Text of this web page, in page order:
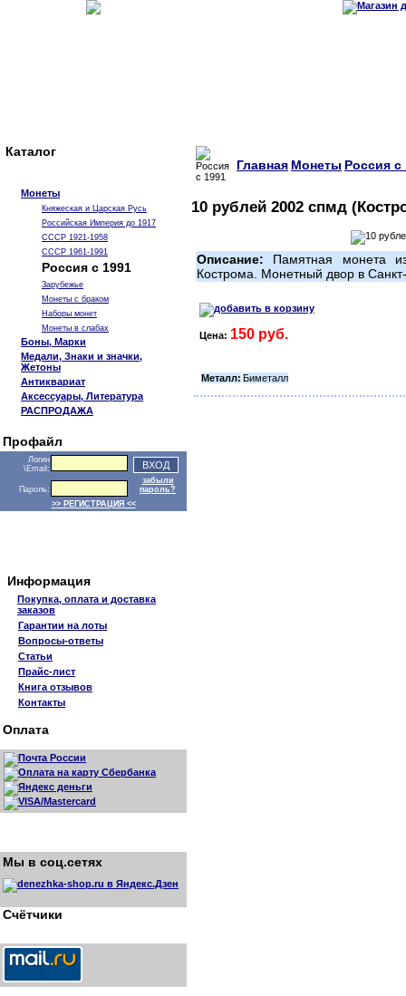
Каталог
Монеты
Княжеская и Царская Русь
Российская Империя до 1917
СССР 1921-1958
СССР 1961-1991
Россия с 1991
Зарубежье
Монеты с браком
Наборы монет
Монеты в слабах
Боны, Марки
Медали, Знаки и значки,
Жетоны
Антиквариат
Аксессуары, Литература
РАСПРОДАЖА
Профайл
Логин
\Email:
Пароль:
забыли
пароль?
>> РЕГИСТРАЦИЯ <<
Информация
Покупка, оплата и доставка
заказов
Гарантии на лоты
Вопросы-ответы
Статьи
Прайс-лист
Книга отзывов
Контакты
Оплата
Мы в соц.сетях
Счётчики
Главная Монеты Россия с
10 рублей 2002 спмд
Описание: Памятная монета
Кострома. Монетный двор в
Цена: 150 руб.
Металл: Биметалл